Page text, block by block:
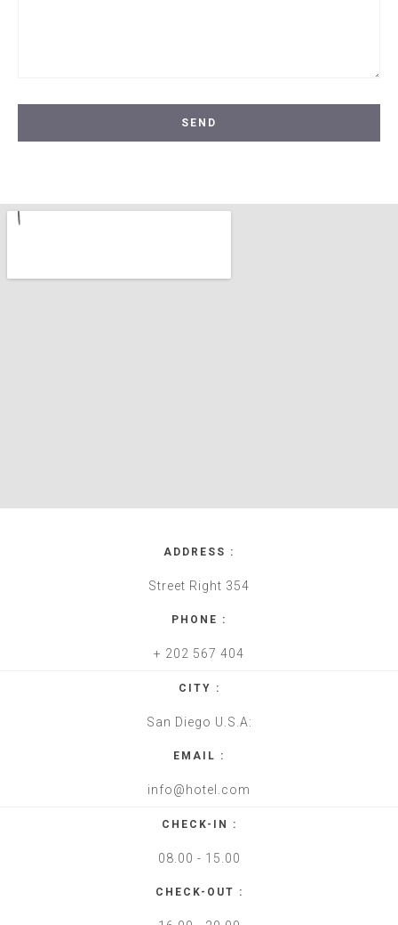
ADDRESS :
Street Right 354
PHONE :
+ 202 567 404
CITY :
San Diego U.S.A:
EMAIL :
info@hotel.com
CHECK-IN :
08.00 - 15.00
CHECK-OUT :